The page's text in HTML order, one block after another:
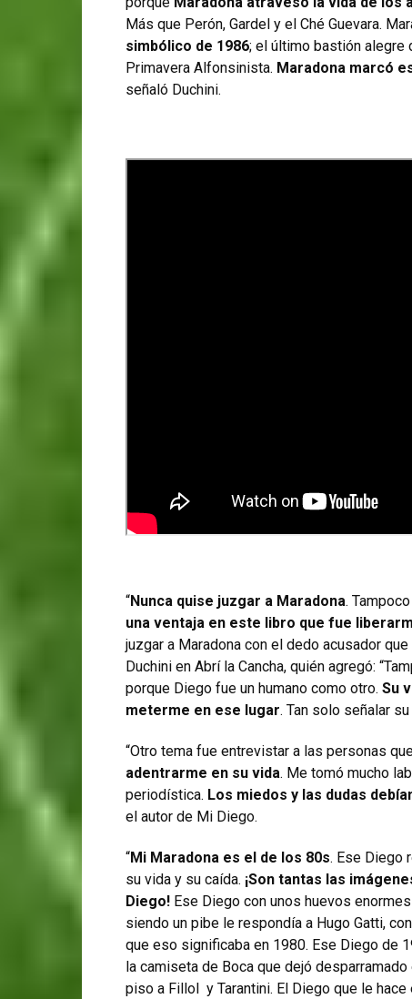
Más que Perón, Gardel y el Ché Guevara.
simbólico de 1986; el último bastión alegre
Primavera Alfonsinista. Maradona marcó
señaló Duchini.
“Nunca quise juzgar a Maradona.
una ventaja en este libro que fue
juzgar a Maradona con el dedo acusador
Duchini en Abrí la Cancha, quién agregó:
porque Diego fue un humano como otro. Su
meterme en ese lugar. Tan solo señalar
“Otro tema fue entrevistar a las personas
adentrarme en su vida. Me tomó mucho
periodística. Los miedos y las dudas
el autor de Mi Diego.
“Mi Maradona es el de los 80s. Ese Diego
su vida y su caída. ¡Son tantas las
Diego! Ese Diego con unos huevos
siendo un pibe le respondía a Hugo Gatti,
que eso significaba en 1980. Ese Diego de
la camiseta de Boca que dejó desparramado
piso a Fillol y Tarantini. El Diego que le hace